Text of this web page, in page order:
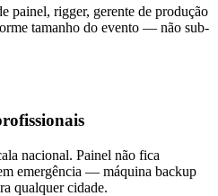
painel, rigger, gerente de produção
tamanho do evento — não sub-
nacional. Painel não fica
emergência — máquina backup
qualquer cidade.